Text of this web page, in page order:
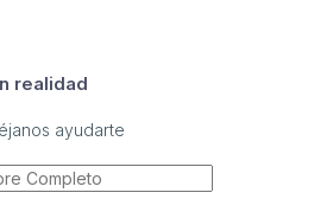
realidad
ayudarte